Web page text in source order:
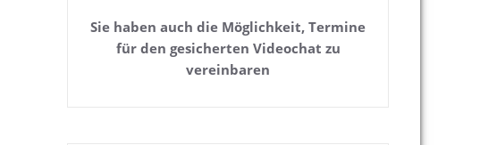
Sie haben auch die Möglichkeit, Termine
für den gesicherten Videochat zu
vereinbaren